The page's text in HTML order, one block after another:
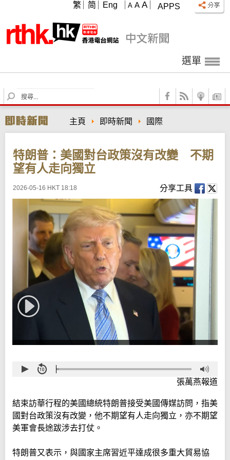
APPS
A A A
繁 简 Eng
選單
S
e
r
c
主頁 即時新聞 國際
特朗普：美國對台政策沒有改變 不期
望有人走向獨立
2026-05-16 HKT 18:18 分享工具
張萬燕報道
結束訪華行程的美國總統特朗普接受美國傳媒訪問，指美
國對台政策沒有改變，他不期望有人走向獨立，亦不期望
美軍會長途跋涉去打仗。
特朗普又表示，與國家主席習近平達成很多重大貿易協